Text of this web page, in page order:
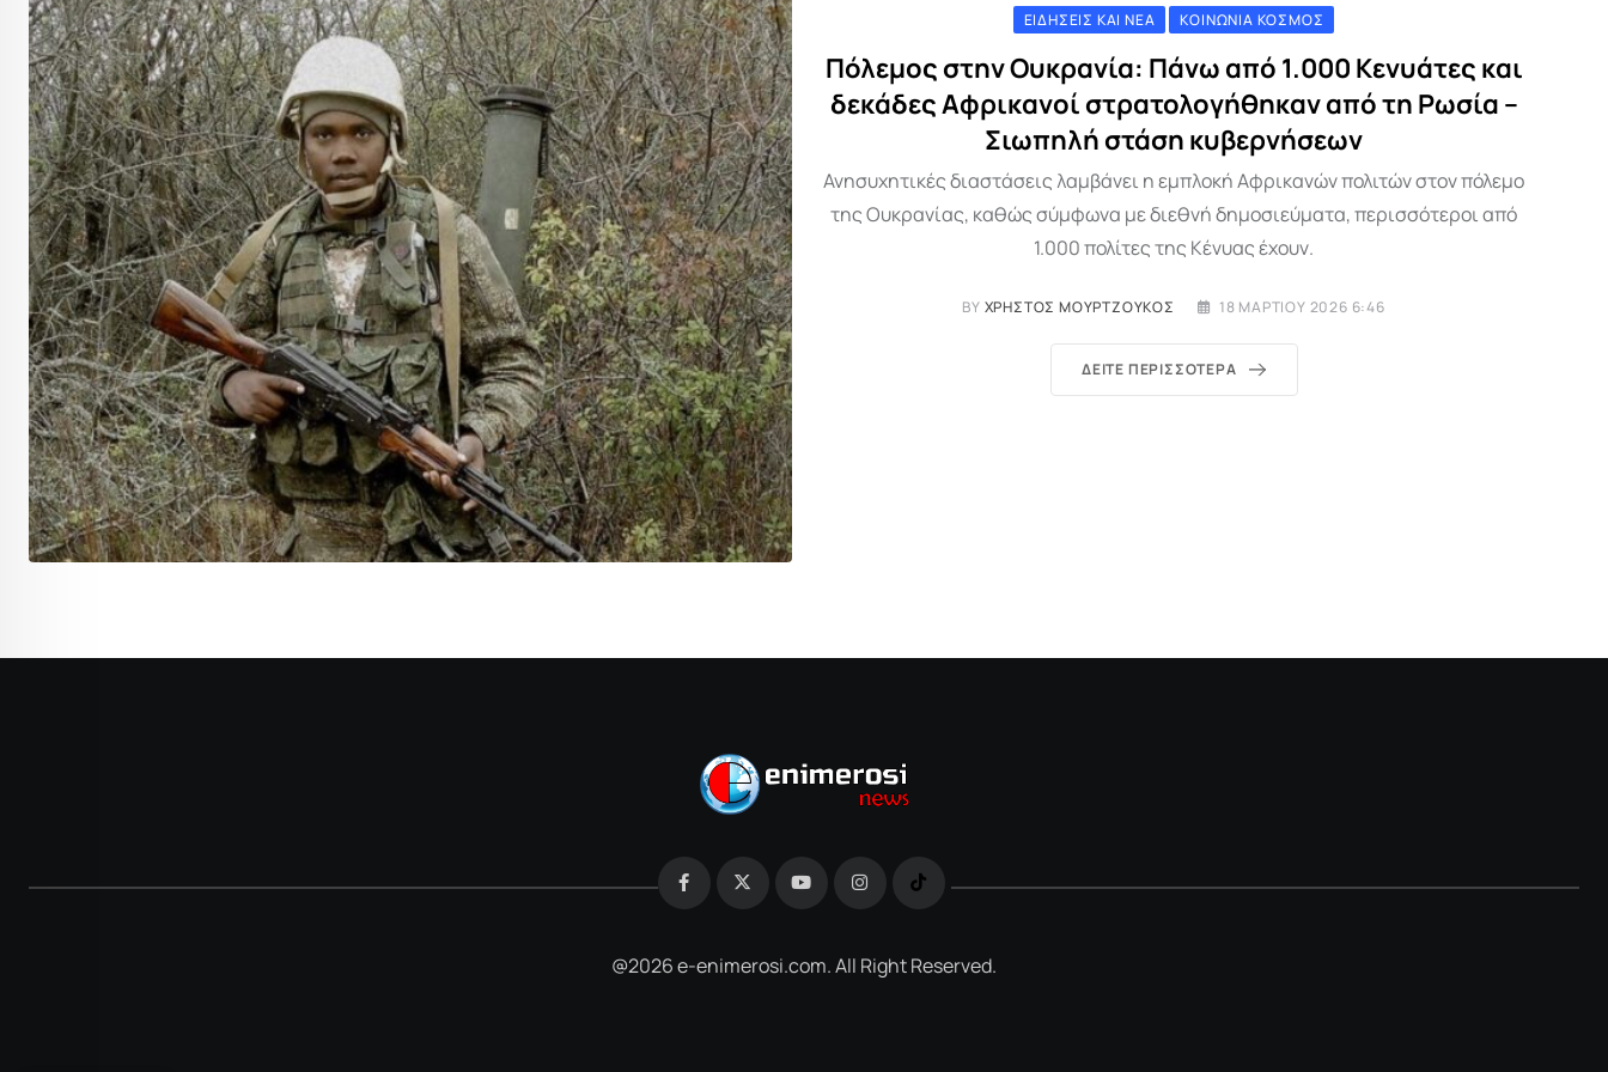
ΕΙΔΉΣΕΙΣ ΚΑΙ ΝΈΑ ΚΟΙΝΩΝΊΑ ΚΌΣΜΟΣ
Πόλεμος στην Ουκρανία: Πάνω από 1.000 Κενυάτες και
δεκάδες Αφρικανοί στρατολογήθηκαν από τη Ρωσία –
Σιωπηλή στάση κυβερνήσεων
Ανησυχητικές διαστάσεις λαμβάνει η εμπλοκή Αφρικανών πολιτών στον πόλεμο
της Ουκρανίας, καθώς σύμφωνα με διεθνή δημοσιεύματα, περισσότεροι από
1.000 πολίτες της Κένυας έχουν.
BY ΧΡΉΣΤΟΣ ΜΟΥΡΤΖΟΎΚΟΣ 18 ΜΑΡΤΊΟΥ 2026 6:46
ΔΕΊΤΕ ΠΕΡΙΣΣΌΤΕΡΑ
@2026 e-enimerosi.com. All Right Reserved.